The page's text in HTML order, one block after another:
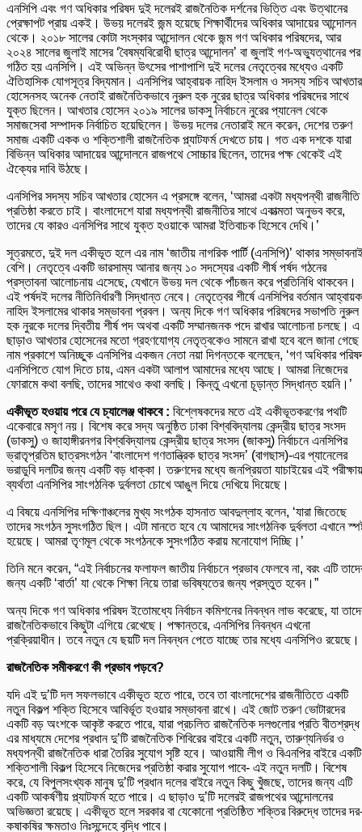
এনসিপি এবং গণ অধিকার পরিষদ দুই দলেরই রাজনৈতিক দর্শনের ভিত্তি এবং উত্থানের
প্রেক্ষাপট প্রায় একই। উভয় দলেরই জন্ম হয়েছে শিক্ষার্থীদের অধিকার আদায়ের আন্দোলন
থেকে। ২০১৮ সালের কোটা সংস্কার আন্দোলন থেকে জন্ম গণ অধিকার পরিষদের, আর
২০২৪ সালের জুলাই মাসের ‘বৈষম্যবিরোধী ছাত্র আন্দোলন’ বা জুলাই গণ-অভ্যুত্থানের পর
গঠিত হয় এনসিপি। এই অভিন্ন উৎসের পাশাপাশি দুই দলের নেতৃত্বের মধ্যেও একটি
ঐতিহাসিক যোগসূত্র বিদ্যমান। এনসিপির আহ্বায়ক নাহিদ ইসলাম ও সদস্য সচিব আখতার
হোসেনসহ অনেক নেতাই রাজনৈতিকভাবে নুরুল হক নুরের ছাত্র অধিকার পরিষদের সাথে
যুক্ত ছিলেন। আখতার হোসেন ২০১৯ সালের ডাকসু নির্বাচনে নুরের প্যানেল থেকে
সমাজসেবা সম্পাদক নির্বাচিত হয়েছিলেন। উভয় দলের নেতারাই মনে করেন, দেশের তরুণ
সমাজ একটি একক ও শক্তিশালী রাজনৈতিক প্ল্যাটফর্ম দেখতে চায়। গত এক দশকে যারা
বিভিন্ন অধিকার আদায়ের আন্দোলনে রাজপথে সোচ্চার ছিলেন, তাদের পক্ষ থেকেই এই
ঐক্যের দাবি উঠছে।
এনসিপির সদস্য সচিব আখতার হোসেন এ প্রসঙ্গে বলেন, ‘আমরা একটা মধ্যপন্থী রাজনীতি
প্রতিষ্ঠা করতে চাই। বাংলাদেশে যারা মধ্যপন্থী রাজনীতির সাথে একাত্মতা অনুভব করে,
তাদের যে কারও এনসিপির সাথে যুক্ত হওয়াকে আমরা ইতিবাচক হিসেবে দেখি।’
সূত্রমতে, দুই দল একীভূত হলে এর নাম ‘জাতীয় নাগরিক পার্টি (এনসিপি)’ থাকার
বেশি। নেতৃত্বে একটি ভারসাম্য আনার জন্য ১০ সদস্যের একটি শীর্ষ পর্ষদ গঠনের
প্রস্তাবনা আলোচনায় এসেছে, যেখানে উভয় দল থেকে পাঁচজন করে প্রতিনিধি থাকবেন।
এই পর্ষদই দলের নীতিনির্ধারণী সিদ্ধান্ত নেবে। নেতৃত্বের শীর্ষে এনসিপির বর্তমান আহ্বায়ক
নাহিদ ইসলামের থাকার সম্ভাবনা প্রবল। অন্য দিকে গণ অধিকার পরিষদের সভাপতি নুরুল
হক নুরকে দলের দ্বিতীয় শীর্ষ পদ অথবা একটি সম্মানজনক পদে রাখার আলোচনা চলছে। এ
ছাড়াও আখতার হোসেনের মতো গ্রহণযোগ্য নেতৃত্বকেও সামনে রাখা হবে বলে জানা
নাম প্রকাশে অনিচ্ছুক এনসিপির একজন নেতা নয়া দিগন্তকে বলেছেন, ‘গণ অধিকার
এনসিপিতে যোগ দিতে চায়, এমন একটা আলাপ আমাদের মধ্যে আছে। আমরা নিজেদের
ফোরামে কথা বলছি, তাদের সাথেও কথা বলছি। কিন্তু এখনো চূড়ান্ত সিদ্ধান্ত হয়নি।’
একীভূত হওয়ায় পরে যে চ্যালেঞ্জ থাকবে : বিশ্লেষকদের মতে এই একীভূতকরণের পথটি
একেবারে মসৃণ নয়। বিশেষ করে সদ্য অনুষ্ঠিত ঢাকা বিশ্ববিদ্যালয় কেন্দ্রীয় ছাত্র সংসদ
(ডাকসু) ও জাহাঙ্গীরনগর বিশ্ববিদ্যালয় কেন্দ্রীয় ছাত্র সংসদ (জাকসু) নির্বাচনে এনসিপির
ভ্রাতৃপ্রতিম ছাত্রসংগঠন ‘বাংলাদেশ গণতান্ত্রিক ছাত্র সংসদ’ (বাগছাস)-এর প্যানেলের
ভরাডুবি দলটির জন্য একটি বড় ধাক্কা। তরুণদের মধ্যে জনপ্রিয়তা যাচাইয়ের এই পরীক্ষায়
ব্যর্থতা এনসিপির সাংগঠনিক দুর্বলতা চোখে আঙুল দিয়ে দেখিয়ে দিয়েছে।
এ বিষয়ে এনসিপির দক্ষিণাঞ্চলের মুখ্য সংগঠক হাসনাত আবদুল্লাহ বলেন, ‘যারা জিতেছে
তাদের সংগঠন সুসংগঠিত ছিল। এটা মানতে হবে যে আমাদের সাংগঠনিক দুর্বলতা এখানে
হয়েছে। আমরা তৃণমূল থেকে সংগঠনকে সুসংগঠিত করায় মনোযোগ দিচ্ছি।’
তিনি মনে করেন, “এই নির্বাচনের ফলাফল জাতীয় নির্বাচনে প্রভাব ফেলবে না, বরং এটি
জন্য একটি ‘বার্তা’ যা থেকে শিক্ষা নিয়ে তারা ভবিষ্যতের জন্য প্রস্তুত হবেন।”
অন্য দিকে গণ অধিকার পরিষদ ইতোমধ্যে নির্বাচন কমিশনের নিবন্ধন লাভ করেছে, যা
রাজনৈতিকভাবে কিছুটা এগিয়ে রেখেছে। পক্ষান্তরে, এনসিপির নিবন্ধন এখনো
প্রক্রিয়াধীন। তবে নতুন যে ছয়টি দল নিবন্ধন পেতে যাচ্ছে তার মধ্যে এনসিপিও রয়েছে।
রাজনৈতিক সমীকরণে কী প্রভাব পড়বে?
যদি এই দু’টি দল সফলভাবে একীভূত হতে পারে, তবে তা বাংলাদেশের রাজনীতিতে একটি
নতুন বিকল্প শক্তি হিসেবে আবির্ভূত হওয়ার সম্ভাবনা রাখে। এই জোট তরুণ ভোটারদের
একটি বড় অংশকে আকৃষ্ট করতে পারে, যারা প্রচলিত রাজনৈতিক দলগুলোর প্রতি
এর মাধ্যমে দেশের প্রধান দু’টি রাজনৈতিক শিবিরের বাইরে একটি নতুন, তারুণ্যনির্ভর ও
মধ্যপন্থী রাজনৈতিক ধারা তৈরির সুযোগ সৃষ্টি হবে। আওয়ামী লীগ ও বিএনপির বাইরে একটি
শক্তিশালী বিকল্প হিসেবে নিজেদের প্রতিষ্ঠা করার সুযোগ পাবে- এই নতুন দলটি। বিশেষ
করে, যে বিপুলসংখ্যক মানুষ দু’টি প্রধান দলের বাইরে নতুন কিছু খুঁজছে, তাদের জন্য এটি
একটি আকর্ষণীয় প্ল্যাটফর্ম হতে পারে। এ ছাড়াও দু’টি দলেরই রাজপথের আন্দোলনের
অভিজ্ঞতা রয়েছে। একীভূত হলে সরকার বা যেকোনো প্রতিষ্ঠিত শক্তির বিরুদ্ধে তাদের
কষাকষির ক্ষমতাও নিঃসন্দেহে বৃদ্ধি পাবে।